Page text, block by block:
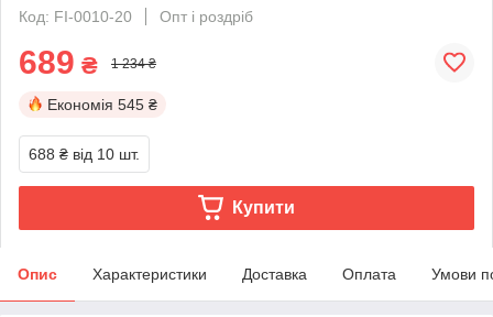
Код: FI-0010-20
Опт і роздріб
689 ₴ 1 234 ₴
Економія 545 ₴
688 ₴ від 10 шт.
Купити
Опис Характеристики Доставка Оплата Умови